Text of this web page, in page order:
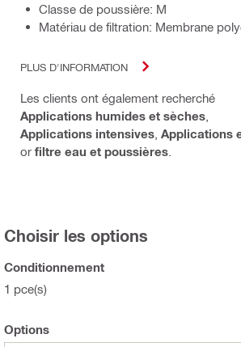
Classe de poussière: M
Matériau de filtration: Membrane
PLUS D'INFORMATION
Les clients ont également recherché
Applications humides et sèches
Applications intensives Applications
or filtre eau et poussières
Choisir les options
Conditionnement
1 pce(s)
Options